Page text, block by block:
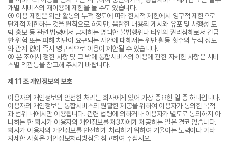
개별 서비스의 재이용에 제한을 둘 수도 있습니다.
④ 이용 제한은 위반 활동의 누적 정도에 따라 한시적 제한에서 영구적 제한으로
단계적 제한하는 것을 원칙으로 하지만, 음란한 내용의 게시와 유포 및 사행성 도
박 홍보 등 관련 법령에서 금지하는 명백한 불법행위나 타인의 권리침해로서 긴급
한 위험 또는 피해 차단이 요구되는 사안에 대해서는 위반 활동 횟수의 누적 정도
와 관계 없이 즉시 영구적으로 이용이 제한될 수 있습니다.
⑤ 본 조에서 정한 사항 및 그 밖에 통합서비스의 이용에 관한 자세한 사항은 서비
스별 약관등을 참고해 주시기 바랍니다.
제 11 조 개인정보의 보호
이용자의 개인정보의 안전한 처리는 회사에게 있어 가장 중요한 일 중 하나입니다.
이용자의 개인정보는 통합서비스의 원활한 제공을 위하여 이용자가 동의한 목적
과 범위 내에서만 이용됩니다. 관련 법령에 의하거나 이용자가 별도로 동의하지 아
니하는 한 회사가 이용자의 개인정보를 제3자에게 제공하는 일은 결코 없습니다.
회사가 이용자의 개인정보를 안전하게 처리하기 위하여 기울이는 노력이나 기타
자세한 사항은 개인정보처리방침을 참고하여 주십시오.